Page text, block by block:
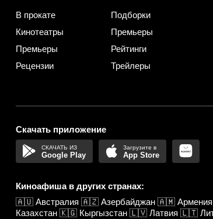
В прокате
Кинотеатры
Премьеры
Рецензии
Подборки
Премьеры
Рейтинги
Трейлеры
Скачать приложение
Google Play App Store
Киноафиша в других странах:
🇦🇺 Австралия 🇦🇿 Азербайджан 🇦🇲 Армения
Казахстан 🇰🇬 Кыргызстан 🇱🇻 Латвия 🇱🇹